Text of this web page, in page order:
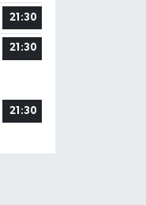
21:30
21:30
21:30